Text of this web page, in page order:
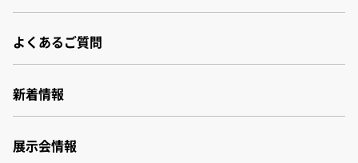
会社概要
事業所・関連会社
沿革
サステナビリティ
よくあるご質問
新着情報
展示会情報